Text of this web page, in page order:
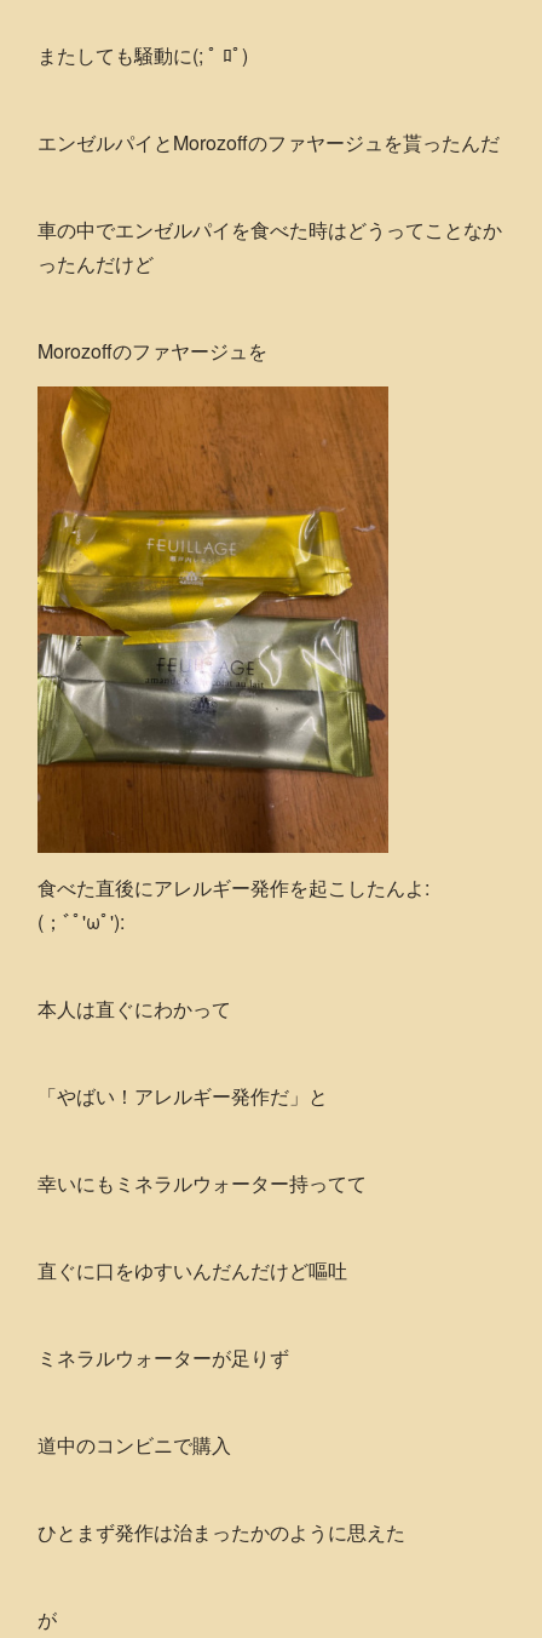
またしても騒動に(; ﾟ ﾛﾟ)
エンゼルパイとMorozoffのファヤージュを貰ったんだ
車の中でエンゼルパイを食べた時はどうってことなか
ったんだけど
Morozoffのファヤージュを
食べた直後にアレルギー発作を起こしたんよ:
(；ﾞﾟ'ωﾟ'):
本人は直ぐにわかって
「やばい！アレルギー発作だ」と
幸いにもミネラルウォーター持ってて
直ぐに口をゆすいんだんだけど嘔吐
ミネラルウォーターが足りず
道中のコンビニで購入
ひとまず発作は治まったかのように思えた
が